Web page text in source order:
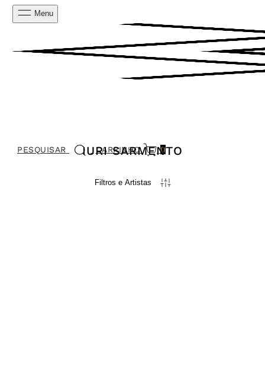
Menu
PESQUISAR CARRINHO 0
IURI SARMENTO
Filtros e Artistas